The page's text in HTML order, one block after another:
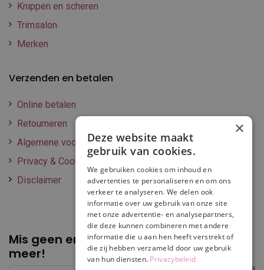
Knippen en scheren
Trimsalon
Merken
Verzenden en betalen
Online betalen
Retourneren
Algemene voorwaarden
Privacy & Cookie policy
Disclaimer
Mis geen enkelepromotie of korting
meer!
×
Deze website maakt
gebruik van cookies.
We gebruiken cookies om inhoud en
advertenties te personaliseren en om ons
verkeer te analyseren. We delen ook
informatie over uw gebruik van onze site
met onze advertentie- en analysepartners,
die deze kunnen combineren met andere
informatie die u aan hen heeft verstrekt of
die zij hebben verzameld door uw gebruik
van hun diensten. Privacybeleid